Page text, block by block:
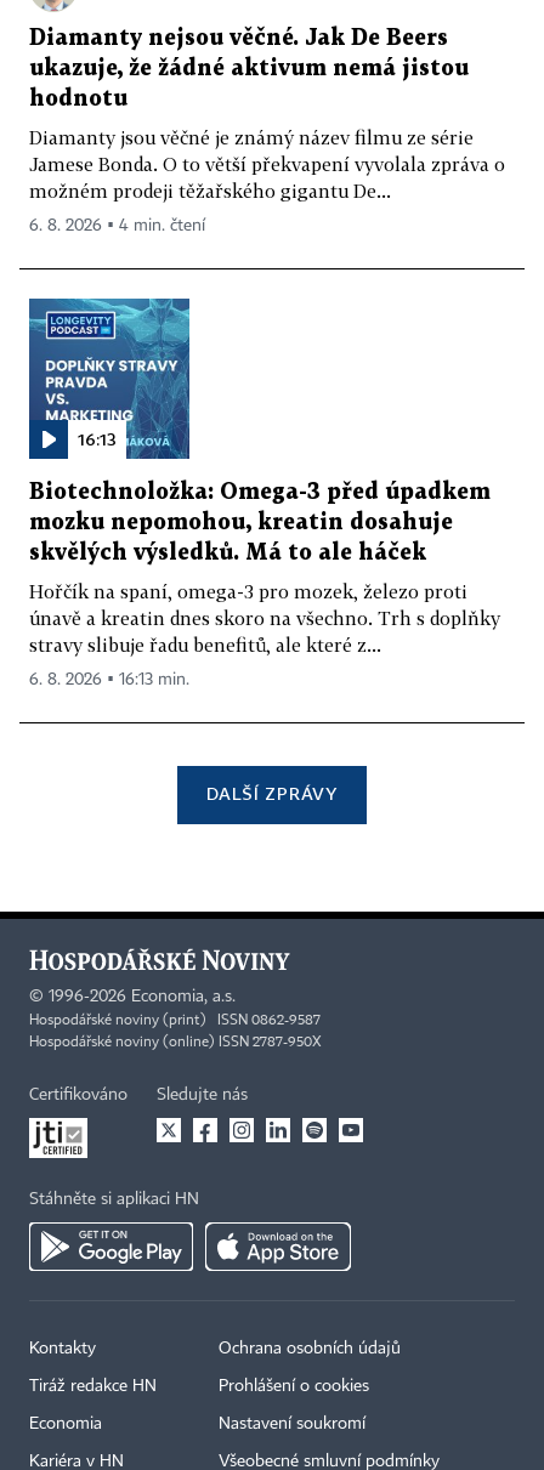
Diamanty nejsou věčné. Jak De Beers
ukazuje, že žádné aktivum nemá jistou
hodnotu
Diamanty jsou věčné je známý název filmu ze série
Jamese Bonda. O to větší překvapení vyvolala zpráva o
možném prodeji těžařského gigantu De...
6. 8. 2026 ▪ 4 min. čtení
16:13
Biotechnoložka: Omega-3 před úpadkem
mozku nepomohou, kreatin dosahuje
skvělých výsledků. Má to ale háček
Hořčík na spaní, omega-3 pro mozek, železo proti
únavě a kreatin dnes skoro na všechno. Trh s doplňky
stravy slibuje řadu benefitů, ale které z...
6. 8. 2026 ▪ 16:13 min.
DALŠÍ ZPRÁVY
© 1996-2026 Economia, a.s.
Hospodářské noviny (print) ISSN 0862-9587
Hospodářské noviny (online) ISSN 2787-950X
Certifikováno Sledujte nás
Stáhněte si aplikaci HN
Kontakty
Tiráž redakce HN
Economia
Kariéra v HN
Ochrana osobních údajů
Prohlášení o cookies
Nastavení soukromí
Všeobecné smluvní podmínky